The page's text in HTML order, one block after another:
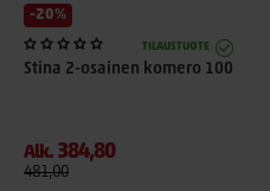
-20%
TILAUSTUOTE
Stina 2-osainen komero 100
Alk. 384,80
481,00